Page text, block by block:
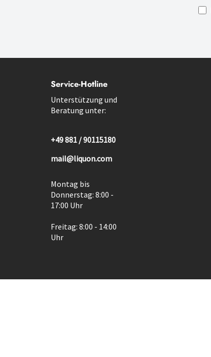
Service-Hotline
Unterstützung und
Beratung unter:
+49 881 / 90115180
mail@liquon.com
Montag bis
Donnerstag: 8:00 -
17:00 Uhr
Freitag: 8:00 - 14:00
Uhr